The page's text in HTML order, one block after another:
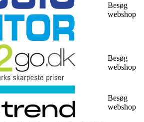
Besøg
webshop
Besøg
webshop
Besøg
webshop